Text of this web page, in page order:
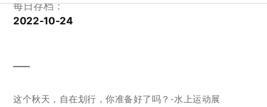
每日存档：
2022-10-24
这个秋天，自在划行，你准备好了吗？-水上运动展